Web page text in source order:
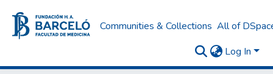
Communities & Collections All of
Log In